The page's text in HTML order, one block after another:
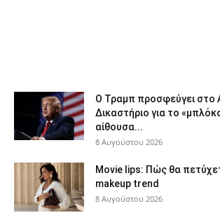
Ο Τραμπ προσφεύγει στο
Δικαστήριο για το
αίθουσα...
8 Αυγούστου 2026
Movie lips: Πώς θα
makeup trend
8 Αυγούστου 2026